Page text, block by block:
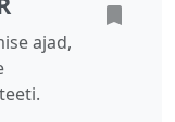
ajad,